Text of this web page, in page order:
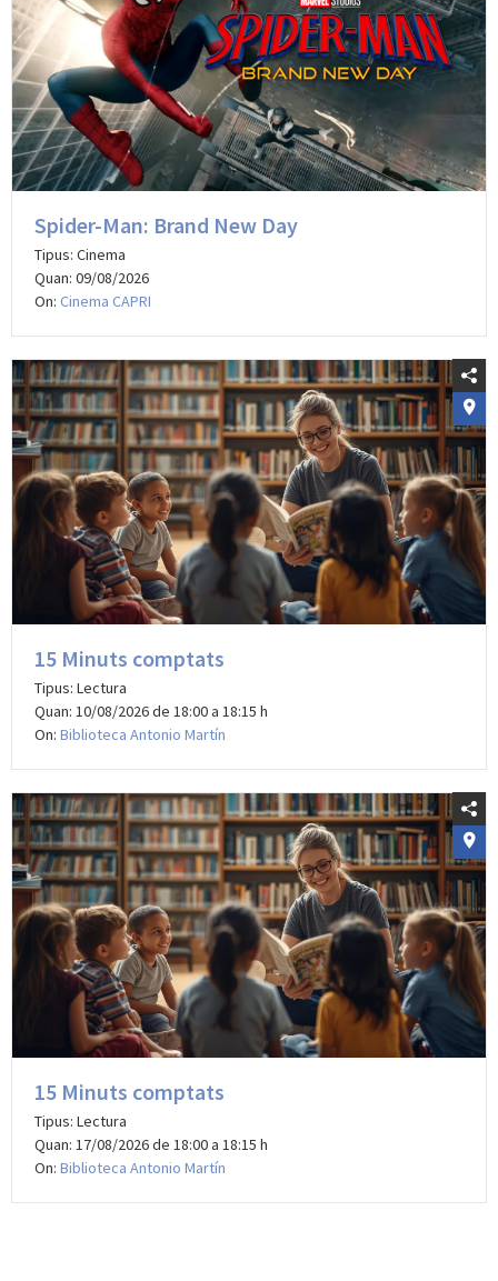
Spider-Man: Brand New Day
Tipus: Cinema
Quan: 09/08/2026
On: Cinema CAPRI
15 Minuts comptats
Tipus: Lectura
Quan: 10/08/2026 de 18:00 a 18:15 h
On: Biblioteca Antonio Martín
15 Minuts comptats
Tipus: Lectura
Quan: 17/08/2026 de 18:00 a 18:15 h
On: Biblioteca Antonio Martín